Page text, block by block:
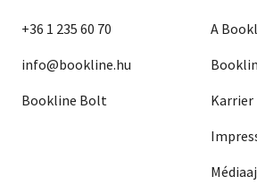
+36 1 235 60 70
info@bookline.hu
Bookline Bolt
A
Karrier